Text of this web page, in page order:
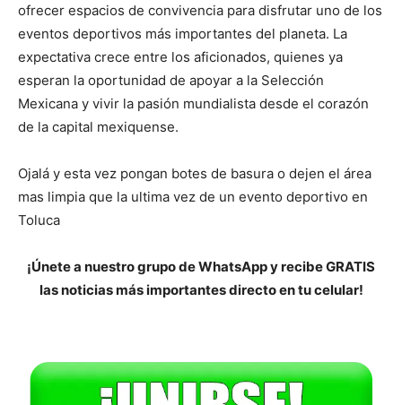
ofrecer espacios de convivencia para disfrutar uno de los
eventos deportivos más importantes del planeta. La
expectativa crece entre los aficionados, quienes ya
esperan la oportunidad de apoyar a la Selección
Mexicana y vivir la pasión mundialista desde el corazón
de la capital mexiquense.
Ojalá y esta vez pongan botes de basura o dejen el área
mas limpia que la ultima vez de un evento deportivo en
Toluca
¡Únete a nuestro grupo de WhatsApp y recibe GRATIS
las noticias más importantes directo en tu celular!